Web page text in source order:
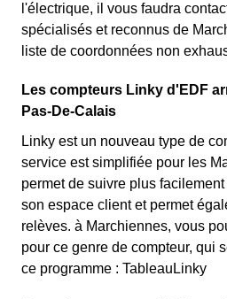
l'électrique, il vous faudra
spécialisés et reconnus de
liste de coordonnées non
Les compteurs Linky d'EDF
Pas-De-Calais
Linky est un nouveau type de
service est simplifiée pour les
permet de suivre plus
son espace client et permet
relèves. à Marchiennes, vous
pour ce genre de compteur, qui
ce programme : TableauLinky